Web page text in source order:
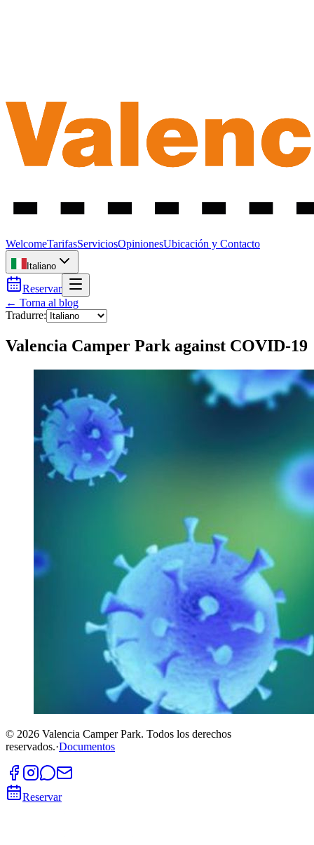
WelcomeTarifasServiciosOpinionesUbicación y Contacto
Italiano
Reservar
← Torna al blog
Tradurre:
Valencia Camper Park against COVID-19
© 2026 Valencia Camper Park. Todos los derechos
reservados.·Documentos
Reservar